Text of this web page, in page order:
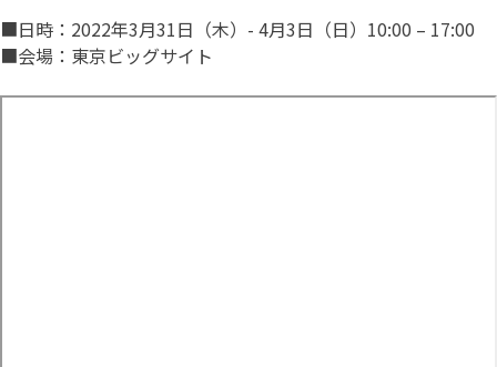
■日時：2022年3月31日（木）- 4月3日（日）10:00 – 17:00
■会場：東京ビッグサイト